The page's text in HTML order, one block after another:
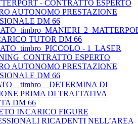
- CONTRATTO ESPERTO
AUTONOMO PRESTAZIONE
DM 66
TUTOR DM 66
- 1_LASER
ESPERTO
AUTONOMO PRESTAZIONE
DM 66
_ timbro _ DETERMINA DI
PRIMA DI TRATTATIVA
DM 66
INCARICO FIGURE
RICADENTI NELL’AREA